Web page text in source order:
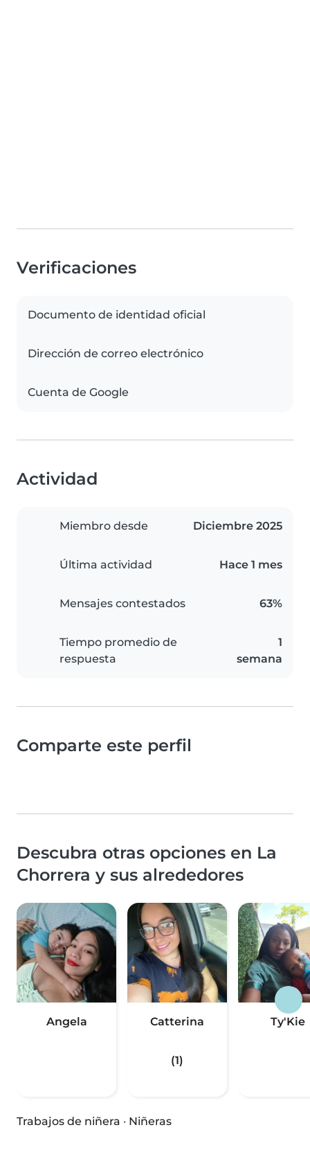
Verificaciones
Documento de identidad oficial
Dirección de correo electrónico
Cuenta de Google
Actividad
Miembro desde Diciembre 2025
Última actividad Hace 1 mes
Mensajes contestados 63%
Tiempo promedio de
respuesta
1
semana
Comparte este perfil
Descubra otras opciones en La
Chorrera y sus alrededores
Angela Catterina
(1)
Ty'Kie
Trabajos de niñera · Niñeras